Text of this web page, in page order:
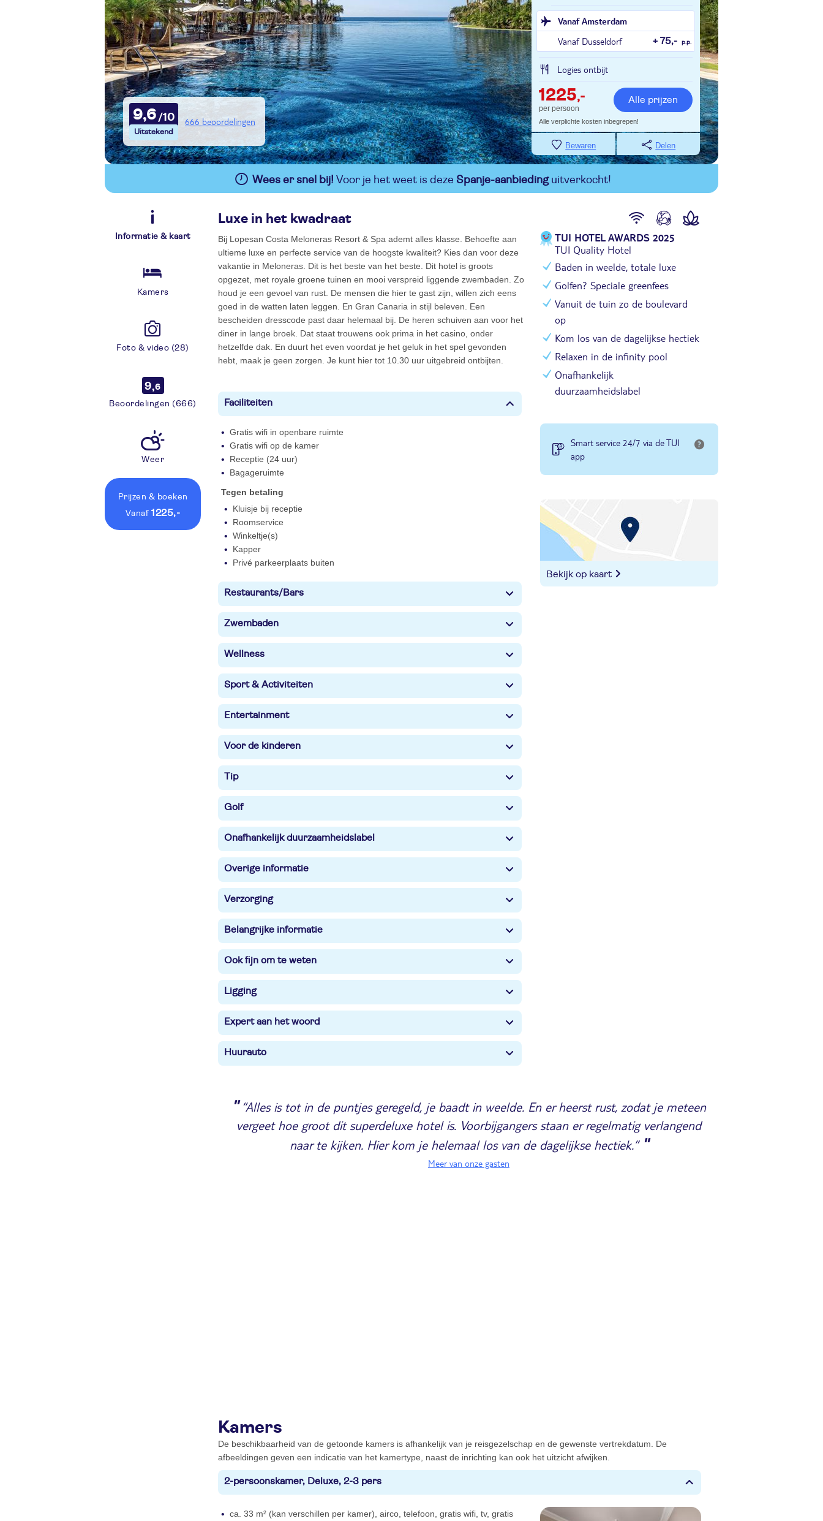
9,6 666 beoordelingen
Vanaf Amsterdam
Vanaf Dusseldorf
+ 75,- p.p.
Logies ontbijt
1225,-
per persoon
Alle prijzen
Alle verplichte kosten inbegrepen!
Bewaren Delen
Wees er snel bij! Voor je het weet is deze Spanje-aanbiedinguitverkocht!
Informatie & kaart
Kamers
Foto & video (28)
9,6
Beoordelingen (666)
Weer
Prijzen & boeken
vanaf 1225,-
Luxe in het kwadraat
Bij Lopesan Costa Meloneras Resort & Spa ademt alles klasse. Behoefte aan
ultieme luxe en perfecte service van de hoogste kwaliteit? Kies dan voor deze
vakantie in Meloneras. Dit is het beste van het beste. Dit hotel is groots
opgezet, met royale groene tuinen en mooi verspreid liggende zwembaden. Zo
houd je een gevoel van rust. De mensen die hier te gast zijn, willen zich eens
goed in de watten laten leggen. En Gran Canaria in stijl beleven. Een
bescheiden dresscode past daar helemaal bij. De heren schuiven aan voor het
diner in lange broek. Dat staat trouwens ook prima in het casino, onder
hetzelfde dak. En duurt het even voordat je het geluk in het spel gevonden
hebt, maak je geen zorgen. Je kunt hier tot 10.30 uur uitgebreid ontbijten.
Faciliteiten
Gratis wifi in openbare ruimte
Gratis wifi op de kamer
Receptie (24 uur)
Bagageruimte
Tegen betaling
Kluisje bij receptie
Roomservice
Winkeltje(s)
Kapper
Privé parkeerplaats buiten
Restaurants/Bars
Zwembaden
Wellness
Sport & Activiteiten
Entertainment
Voor de kinderen
Tip
Golf
Onafhankelijk duurzaamheidslabel
Overige informatie
Verzorging
Belangrijke informatie
Ook fijn om te weten
Ligging
Expert aan het woord
Huurauto
TUI HOTEL AWARDS 2025
TUI Quality Hotel
Baden in weelde, totale luxe
Golfen? Speciale greenfees
Vanuit de tuin zo de boulevard
op
Kom los van de dagelijkse hectiek
Relaxen in de infinity pool
Onafhankelijk
duurzaamheidslabel
Smart service 24/7 via de TUI
app
Bekijk op kaart
" “Alles is tot in de puntjes geregeld, je baadt in weelde. En er heerst rust, zodat je meteen
vergeet hoe groot dit superdeluxe hotel is. Voorbijgangers staan er regelmatig verlangend
naar te kijken. Hier kom je helemaal los van de dagelijkse hectiek.” "
Meer van onze gasten
Kamers
De beschikbaarheid van de getoonde kamers is afhankelijk van je reisgezelschap en de gewenste vertrekdatum. De
afbeeldingen geven een indicatie van het kamertype, naast de inrichting kan ook het uitzicht afwijken.
2-persoonskamer, Deluxe, 2-3 pers
ca. 33 m² (kan verschillen per kamer), airco, telefoon, gratis wifi, tv, gratis